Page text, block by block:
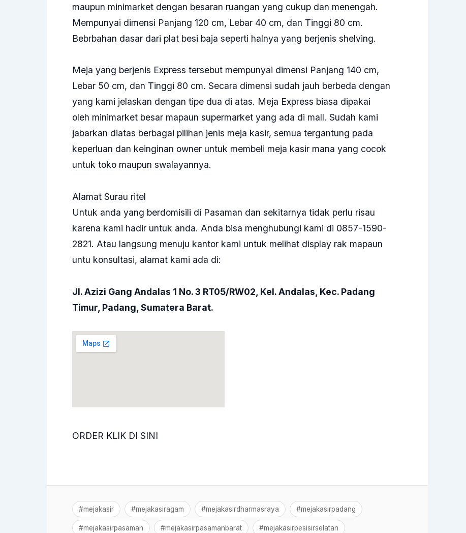
maupun minimarket dengan besaran ruangan yang cukup dan menengah.
Mempunyai dimensi Panjang 120 cm, Lebar 40 cm, dan Tinggi 80 cm.
Bebrbahan dasar dari plat besi baja seperti halnya yang berjenis shelving.
Meja yang berjenis Express tersebut mempunyai dimensi Panjang 140 cm,
Lebar 50 cm, dan Tinggi 80 cm. Secara dimensi sudah jauh berbeda dengan
yang kami jelaskan dengan tipe dua di atas. Meja Express biasa dipakai
oleh minimarket besar mapaun supermarket yang ada di mall. Sudah kami
jabarkan diatas berbagai pilihan jenis meja kasir, semua tergantung pada
keperluan dan keinginan owner untuk membeli meja kasir mana yang cocok
untuk toko maupun swalayannya.
Alamat Surau ritel
Untuk anda yang berdomisili di Pasaman dan sekitarnya tidak perlu risau
karena kami hadir untuk anda. Anda bisa menghubungi kami di 0857-1590-
2821. Atau langsung menuju kantor kami untuk melihat display rak mapaun
untu konsultasi, alamat kami ada di:
Jl. Azizi Gang Andalas 1 No. 3 RT05/RW02, Kel. Andalas, Kec. Padang
Timur, Padang, Sumatera Barat.
ORDER KLIK DI SINI
#mejakasir #mejakasiragam #mejakasirdharmasraya #mejakasirpadang
#mejakasirpasaman #mejakasirpasamanbarat #mejakasirpesisirselatan